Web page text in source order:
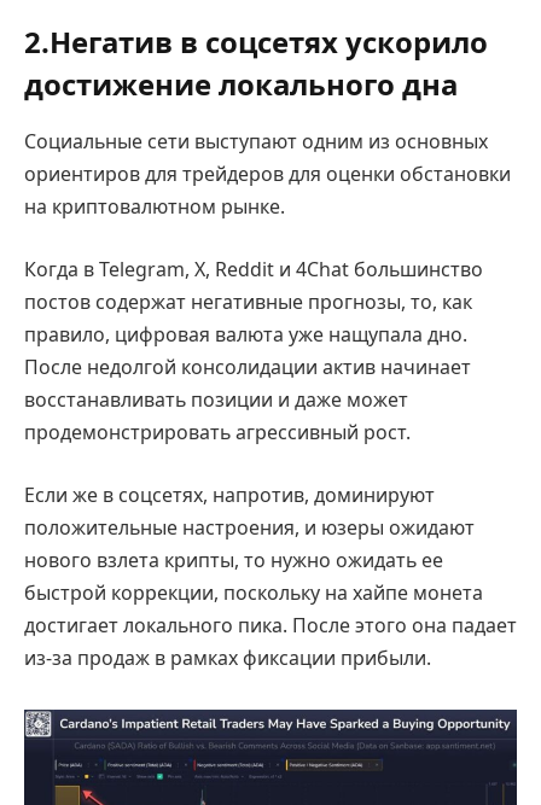
2.Негатив в соцсетях ускорило
достижение локального дна
Социальные сети выступают одним из основных
ориентиров для трейдеров для оценки обстановки
на криптовалютном рынке.
Когда в Telegram, X, Reddit и 4Chat большинство
постов содержат негативные прогнозы, то, как
правило, цифровая валюта уже нащупала дно.
После недолгой консолидации актив начинает
восстанавливать позиции и даже может
продемонстрировать агрессивный рост.
Если же в соцсетях, напротив, доминируют
положительные настроения, и юзеры ожидают
нового взлета крипты, то нужно ожидать ее
быстрой коррекции, поскольку на хайпе монета
достигает локального пика. После этого она падает
из-за продаж в рамках фиксации прибыли.